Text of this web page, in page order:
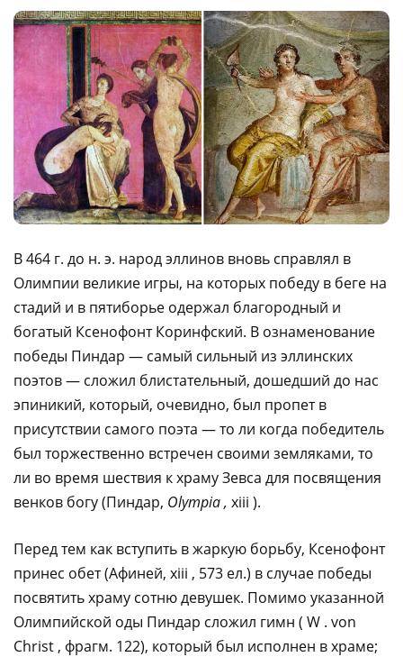
В 464 г. до н. э. народ эллинов вновь справлял в
Олимпии великие игры, на которых победу в беге на
стадий и в пятиборье одержал благородный и
богатый Ксенофонт Коринфский. В ознаменование
победы Пиндар — самый сильный из эллинских
поэтов — сложил блистательный, дошедший до нас
эпиникий, который, очевидно, был пропет в
присутствии самого поэта — то ли когда победитель
был торжественно встречен своими земляками, то
ли во время шествия к храму Зевса для посвящения
венков богу (Пиндар, Olympia , xiii ).
Перед тем как вступить в жаркую борьбу, Ксенофонт
принес обет (Афиней, xiii , 573 ел.) в случае победы
посвятить храму сотню девушек. Помимо указанной
Олимпийской оды Пиндар сложил гимн ( W . von
Christ , фрагм. 122), который был исполнен в храме;